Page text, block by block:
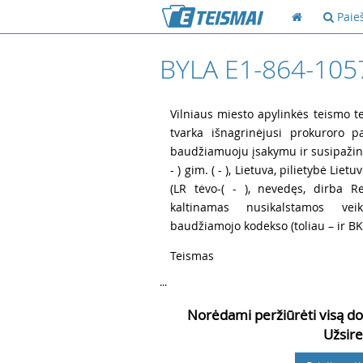
BYLA E1-864-
Vilniaus miesto apylinkės teismo
tvarka išnagrinėjusi prokuroro
baudžiamuoju įsakymu ir
- ) gim. ( - ), Lietuva, pilietybė
(LR tėvo-( - ), nevedęs, dirba
kaltinamas nusikalstamos
baudžiamojo kodekso (toliau – ir
Teismas
...
Norėdami peržiūrėti visą